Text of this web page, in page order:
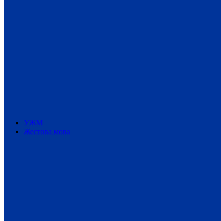
УЖМ
Жестова мова